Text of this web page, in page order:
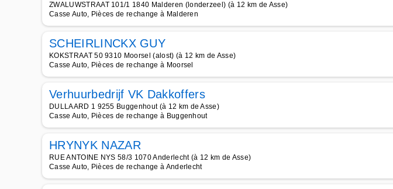
ZWALUWSTRAAT 101/1 1840 Malderen (londerzeel) (à 12 km de Asse)
Casse Auto, Pièces de rechange à Malderen
SCHEIRLINCKX GUY
KOKSTRAAT 50 9310 Moorsel (alost) (à 12 km de Asse)
Casse Auto, Pièces de rechange à Moorsel
Verhuurbedrijf VK Dakkoffers
DULLAARD 1 9255 Buggenhout (à 12 km de Asse)
Casse Auto, Pièces de rechange à Buggenhout
HRYNYK NAZAR
RUE ANTOINE NYS 58/3 1070 Anderlecht (à 12 km de Asse)
Casse Auto, Pièces de rechange à Anderlecht